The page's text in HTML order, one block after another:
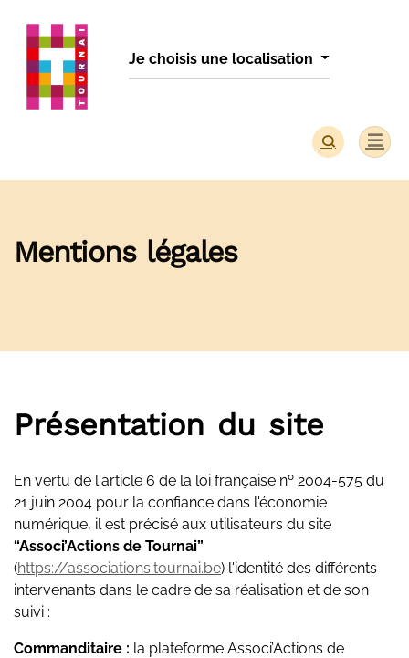
Je choisis une localisation
Mentions légales
Présentation du site
En vertu de l'article 6 de la loi française nº 2004-575 du
21 juin 2004 pour la confiance dans l'économie
numérique, il est précisé aux utilisateurs du site
“Associ’Actions de Tournai”
(https://associations.tournai.be) l'identité des différents
intervenants dans le cadre de sa réalisation et de son
suivi :
Commanditaire : la plateforme Associ’Actions de